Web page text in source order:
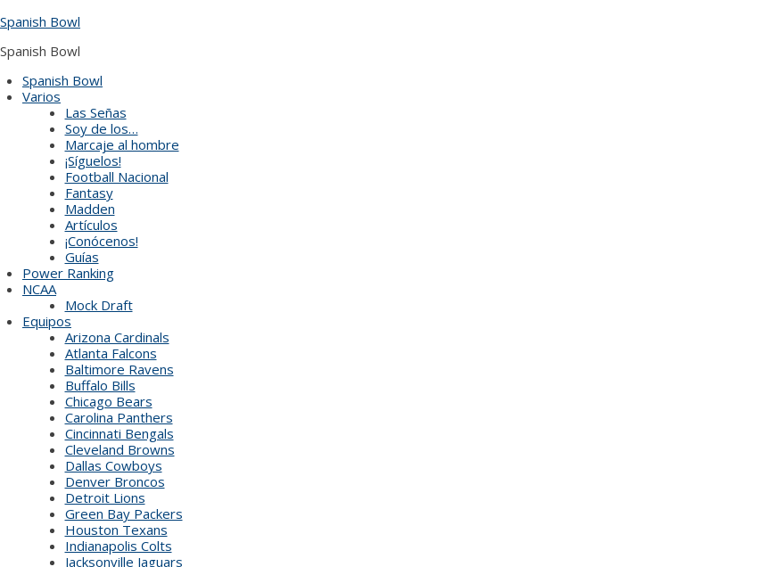
to
Spanish Bowl
Spanish Bowl
Spanish Bowl
Varios
Las Señas
Soy de los…
Marcaje al hombre
¡Síguelos!
Football Nacional
Fantasy
Madden
Artículos
¡Conócenos!
Guías
Power Ranking
NCAA
Mock Draft
Equipos
Arizona Cardinals
Atlanta Falcons
Baltimore Ravens
Buffalo Bills
Chicago Bears
Carolina Panthers
Cincinnati Bengals
Cleveland Browns
Dallas Cowboys
Denver Broncos
Detroit Lions
Green Bay Packers
Houston Texans
Indianapolis Colts
Jacksonville Jaguars